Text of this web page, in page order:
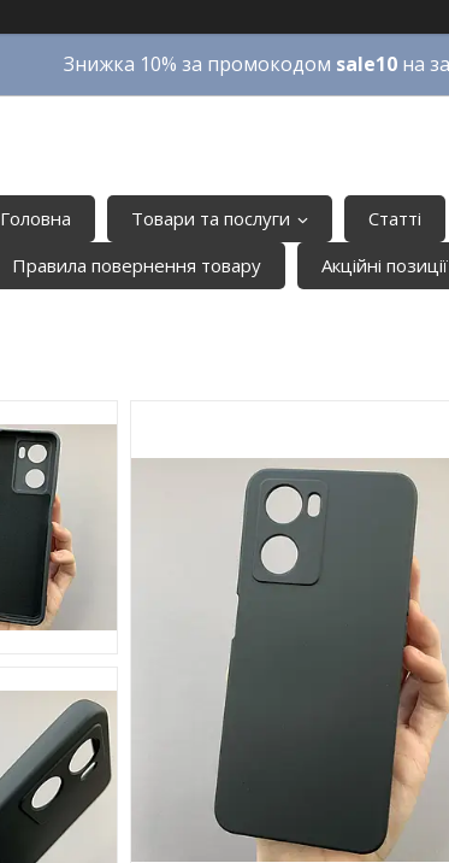
Знижка 10% за промокодом sale10на
Головна Товари та послуги Статті
Правила повернення товару
Акційні позиції